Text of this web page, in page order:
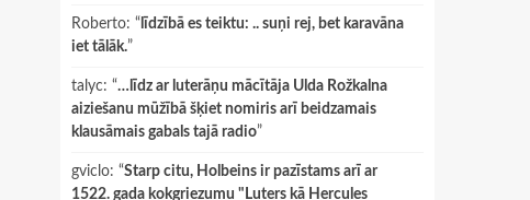
Roberto: “ līdzībā es teiktu: .. suņi rej, bet karavāna
iet tālāk.”
talyc: “…līdz ar luterāņu mācītāja Ulda Rožkalna
aiziešanu mūžībā šķiet nomiris arī beidzamais
klausāmais gabals tajā radio”
gviclo: “Starp citu, Holbeins ir pazīstams arī ar
1522. gada kokgriezumu "Luters kā Hercules